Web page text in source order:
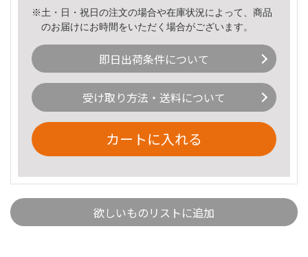
※土・日・祝日の注文の場合や在庫状況によって、商品
のお届けにお時間をいただく場合がございます。
即日出荷条件について
受け取り方法・送料について
カートに入れる
欲しいものリストに追加